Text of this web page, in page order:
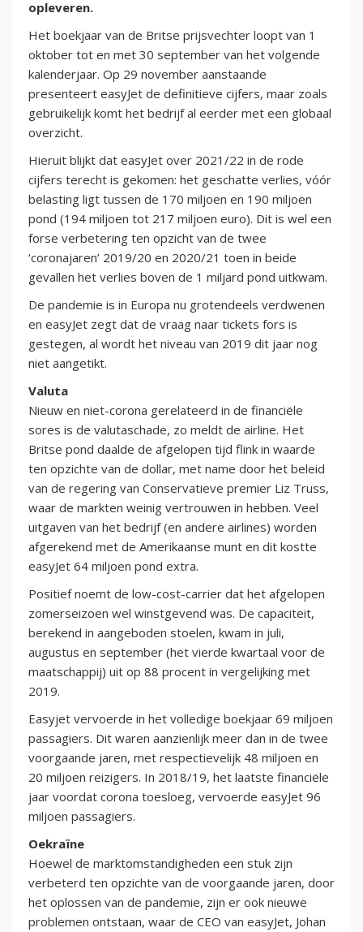
opleveren.
Het boekjaar van de Britse prijsvechter loopt van 1
oktober tot en met 30 september van het volgende
kalenderjaar. Op 29 november aanstaande
presenteert easyJet de definitieve cijfers, maar zoals
gebruikelijk komt het bedrijf al eerder met een globaal
overzicht.
Hieruit blijkt dat easyJet over 2021/22 in de rode
cijfers terecht is gekomen: het geschatte verlies, vóór
belasting ligt tussen de 170 miljoen en 190 miljoen
pond (194 miljoen tot 217 miljoen euro). Dit is wel een
forse verbetering ten opzicht van de twee
‘coronajaren’ 2019/20 en 2020/21 toen in beide
gevallen het verlies boven de 1 miljard pond uitkwam.
De pandemie is in Europa nu grotendeels verdwenen
en easyJet zegt dat de vraag naar tickets fors is
gestegen, al wordt het niveau van 2019 dit jaar nog
niet aangetikt.
Valuta
Nieuw en niet-corona gerelateerd in de financiële
sores is de valutaschade, zo meldt de airline. Het
Britse pond daalde de afgelopen tijd flink in waarde
ten opzichte van de dollar, met name door het beleid
van de regering van Conservatieve premier Liz Truss,
waar de markten weinig vertrouwen in hebben. Veel
uitgaven van het bedrijf (en andere airlines) worden
afgerekend met de Amerikaanse munt en dit kostte
easyJet 64 miljoen pond extra.
Positief noemt de low-cost-carrier dat het afgelopen
zomerseizoen wel winstgevend was. De capaciteit,
berekend in aangeboden stoelen, kwam in juli,
augustus en september (het vierde kwartaal voor de
maatschappij) uit op 88 procent in vergelijking met
2019.
Easyjet vervoerde in het volledige boekjaar 69 miljoen
passagiers. Dit waren aanzienlijk meer dan in de twee
voorgaande jaren, met respectievelijk 48 miljoen en
20 miljoen reizigers. In 2018/19, het laatste financiële
jaar voordat corona toesloeg, vervoerde easyJet 96
miljoen passagiers.
Oekraïne
Hoewel de marktomstandigheden een stuk zijn
verbeterd ten opzichte van de voorgaande jaren, door
het oplossen van de pandemie, zijn er ook nieuwe
problemen ontstaan, waar de CEO van easyJet, Johan